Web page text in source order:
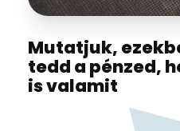
Mutatjuk,
tedd a pénzed,
is valamit